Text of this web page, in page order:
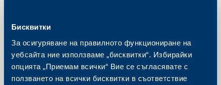
Бисквитки
За осигуряване на правилното функциониране на
уебсайта ние използваме „бисквитки“. Избирайки
опцията „Приемам всички“ Вие се съгласявате с
ползването на всички бисквитки в съответствие